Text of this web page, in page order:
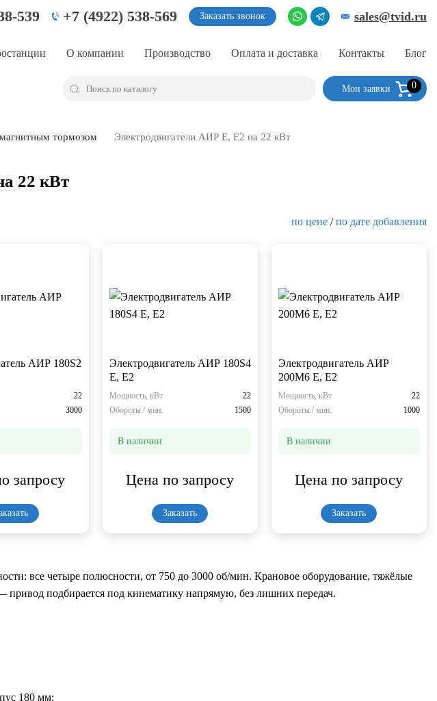
539 +7 (4922) 538-569 Заказать звонок sales@tvid.ru
О компании Производство Оплата и доставка Контакты Блог
Мои заявки 0
тормозом Электродвигатели АИР Е, Е2 на 22 кВт
22 кВт
по цене /по дате добавления
АИР 180S2
22
3000
запросу
Электродвигатель АИР 180S4
Е, Е2
Мощность, кВт
22
Обороты / мин.
1500
В наличии
Цена по запросу
Заказать
Электродвигатель АИР
200М6 Е, Е2
Мощность, кВт
22
Обороты / мин.
1000
В наличии
Цена по запросу
Заказать
все четыре полюсности, от 750 до 3000 об/мин. Крановое оборудование, тяжёлые
подбирается под кинематику напрямую, без лишних передач.
180 мм;